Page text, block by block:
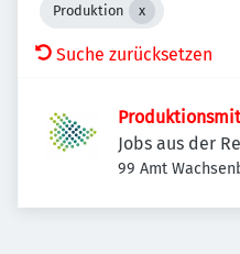
Produktion
Suche zurücksetzen
Jobs aus der
99 Amt